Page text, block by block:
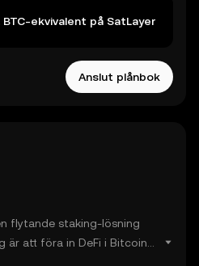
BTC-ekvivalent på SatLayer
Anslut plånbok
flytande staking-lösning
är att föra in DeFi i Bitcoin-